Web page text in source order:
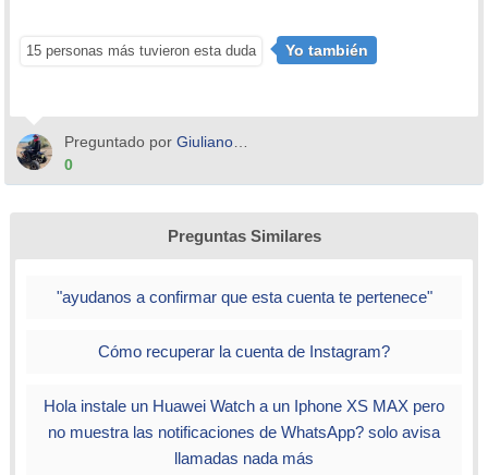
15 personas más tuvieron esta duda Yo también
Preguntado por Giuliano Litterio
0
Preguntas Similares
"ayudanos a confirmar que esta cuenta te pertenece"
Cómo recuperar la cuenta de Instagram?
Hola instale un Huawei Watch a un Iphone XS MAX pero
no muestra las notificaciones de WhatsApp? solo avisa
llamadas nada más